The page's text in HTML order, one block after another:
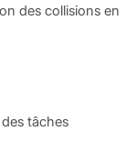
des collisions en
tâches